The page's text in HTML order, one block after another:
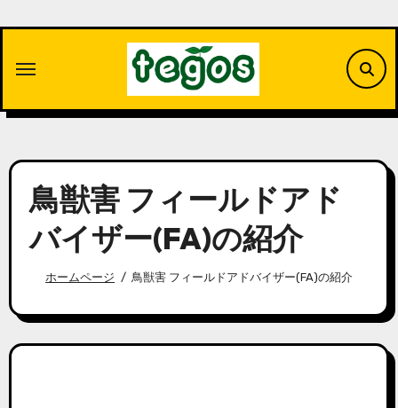
キ
プ
鳥獣害 フィールドアド
バイザー(FA)の紹介
ホームページ 鳥獣害 フィールドアドバイザー(FA)の紹介